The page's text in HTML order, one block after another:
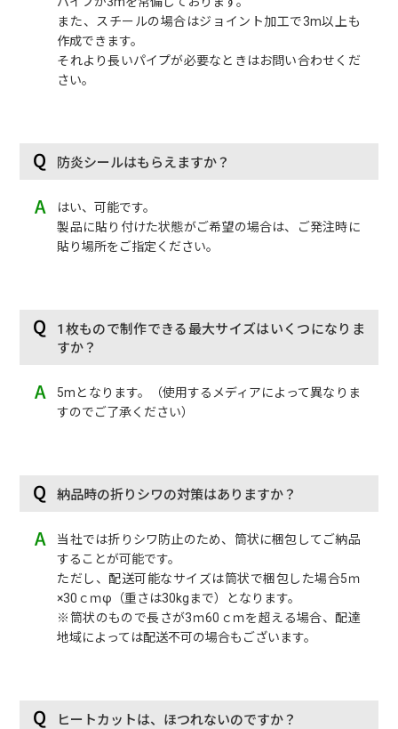
また、スチールの場合はジョイント加工で3m以上も
作成できます。
それより長いパイプが必要なときはお問い合わせくだ
さい。
防炎シールはもらえますか？
はい、可能です。
製品に貼り付けた状態がご希望の場合は、ご発注時に
貼り場所をご指定ください。
1枚もので制作できる最大サイズはいくつになりま
すか？
5mとなります。（使用するメディアによって異なりま
すのでご了承ください）
納品時の折りシワの対策はありますか？
当社では折りシワ防止のため、筒状に梱包してご納品
することが可能です。
ただし、配送可能なサイズは筒状で梱包した場合5ｍ
×30ｃｍφ（重さは30kgまで）となります。
※筒状のもので長さが3ｍ60ｃｍを超える場合、配達
地域によっては配送不可の場合もございます。
ヒートカットは、ほつれないのですか？